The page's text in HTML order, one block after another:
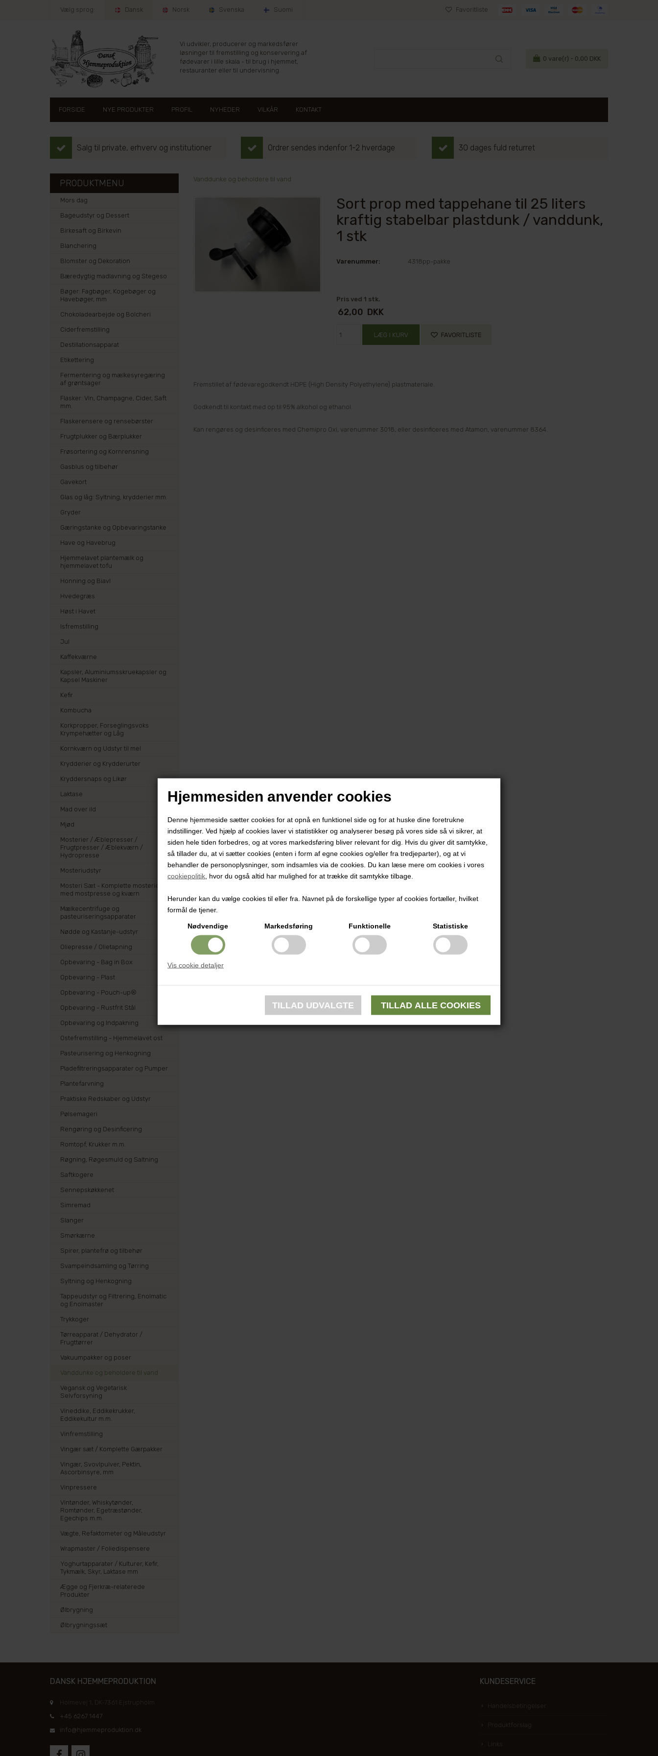
Hjemmesiden anvender cookies
Denne hjemmeside sætter cookies for at opnå en funktionel side og for at huske dine foretrukne
indstillinger. Ved hjælp af cookies laver vi statistikker og analyserer besøg på vores side så vi sikrer, at
siden hele tiden forbedres, og at vores markedsføring bliver relevant for dig. Hvis du giver dit samtykke,
så tillader du, at vi sætter cookies (enten i form af egne cookies og/eller fra tredjeparter), og at vi
behandler de personoplysninger, som indsamles via de cookies. Du kan læse mere om cookies i vores
cookiepolitik , hvor du også altid har mulighed for at trække dit samtykke tilbage.
Herunder kan du vælge cookies til eller fra. Navnet på de forskellige typer af cookies fortæller, hvilket
formål de tjener.
Nødvendige Markedsføring Funktionelle Statistiske
Vis cookie detaljer
Vælg sprog: Dansk Norsk Svenska Suomi Favoritliste
Vi udvikler, producerer og markedsfører
løsninger til fremstilling og konservering af
fødevarer i lille skala - til brug i hjemmet,
restauranter eller til undervisning.
0 vare(r) - 0,00 DKK
FORSIDE NYE PRODUKTER PROFIL NYHEDER VILKÅR KONTAKT
Salg til private, erhverv og institutioner Ordrer sendes indenfor 1-2 hverdage 30 dages fuld returret
Vanddunke og beholdere til vand
Sort prop med tappehane til 25 liters
kraftig stabelbar plastdunk / vanddunk,
1 stk
Varenummer: 4318pp-pakke
Pris ved 1 stk.
62,00 DKK
Fremstillet af fødevaregodkendt HDPE (High Density Polyethylene) plastmateriale.
Godkendt til kontakt med op til 95% alkohol og ethanol.
Kan rengøres og desinficeres med Chemipro Oxi, varenummer 3018, eller desinficeres med Atamon, varenummer 8364.
PRODUKTMENU
Mors dag
Bageudstyr og Dessert
Birkesaft og Birkevin
Blanchering
Blomster og Dekoration
Bæredygtig madlavning og Stegeso
Bøger: Fagbøger, Kogebøger og
Havebøger, mm
Chokoladearbejde og Bolcheri
Ciderfremstilling
Destillationsapparat
Etikettering
Fermentering og mælkesyregæring
af grøntsager
Flasker: Vin, Champagne, Cider, Saft
mm.
Flaskerensere og rensebørster
Frugtplukker og Bærplukker
Frøsortering og Kornrensning
Gasblus og tilbehør
Gavekort
Glas og låg: Syltning, krydderier mm.
Gryder
Gæringstanke og Opbevaringstanke
Have og Havebrug
Hjemmelavet plantemælk og
hjemmelavet tofu
Honning og Biavl
Hvedegræs
Høst i Havet
Isfremstilling
Jul
Kaffekværne
Kapsler, Aluminiumsskruekapsler og
Kapsel Maskiner
Kefir
Kombucha
Korkpropper, Forseglingsvoks
Krympehætter og Låg
Kornkværn og Udstyr til mel
Krydderier og Krydderurter
Kryddersnaps og Likør
Laktase
Mad over ild
Mjød
Mosterier / Æblepresser /
Frugtpresser / Æblekværn /
Hydropresse
Mosteriudstyr
Mosteri Sæt - Komplette mosterier
med mostpresse og kværn
Mælkecentrifuge og
pasteuriseringsapparater
Nødde og Kastanje-udstyr
Oliepresse / Olietapning
Opbevaring - Bag in Box
Opbevaring - Plast
Opbevaring - Pouch-up®
Opbevaring - Rustfrit Stål
Opbevaring og Indpakning
Ostefremstilling - Hjemmelavet ost
Pasteurisering og Henkogning
Pladefiltreringsapparater og Pumper
Plantefarvning
Praktiske Redskaber og Udstyr
Pølsemageri
Rengøring og Desinficering
Romtopf, Krukker m.m.
Røgning, Røgesmuld og Saltning
Saftkogere
Sennepskøkkenet
Simremad
Slanger
Smørkærne
Spirer, plantefrø og tilbehør
Svampeindsamling og Tørring
Syltning og Henkogning
Tappeudstyr og Filtrering, Enolmatic
og Enolmaster
Trykkoger
Tørreapparat / Dehydrator /
Frugttørrer
Vakuumpakker og poser
Vanddunke og beholdere til vand
Vegansk og Vegetarisk
Selvforsyning
Vineddike, Eddikekrukker,
Eddikekultur m.m.
Vinfremstilling
Vingær sæt / Komplette Gærpakker
Vingær, Svovlpulver, Pektin,
Ascorbinsyre, mm
Vinpressere
Vintønder, Whiskytønder,
Romtønder, Egetræstønder,
Egechips m.m.
Vægte, Refaktometer og Måleudstyr
Wrapmaster / Foliedispensere
Yoghurtapparater / Kulturer, Kefir,
Tykmælk, Skyr, Laktase mm
Ægge og Fjerkræ-relaterede
Produkter
Ølbrygning
Ølbrygningssæt
DANSK HJEMMEPRODUKTION
Holmevej 1, DK-7361 Ejstrupholm
+45 6267 1447
info@hjemmeproduktion.dk
KUNDESERVICE
Handelsbetingelser
Produktforslag